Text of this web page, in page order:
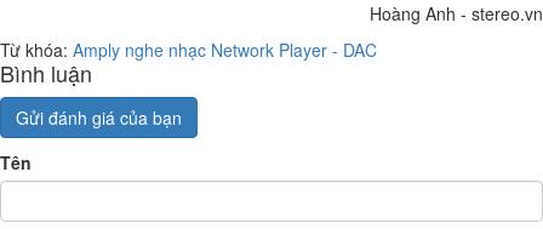
Hoàng Anh - stereo.vn
Từ khóa: Amply nghe nhạc Network Player - DAC
Bình luận
Gửi đánh giá của bạn
Tên